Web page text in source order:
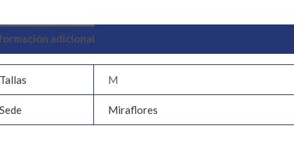
adicional
M
Miraflores